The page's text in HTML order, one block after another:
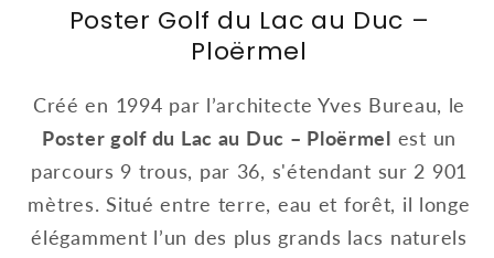
Poster Golf du Lac au Duc –
Ploërmel
Créé en 1994 par l’architecte Yves Bureau, le
Poster golf du Lac au Duc – Ploërmel est un
parcours 9 trous, par 36, s'étendant sur 2 901
mètres. Situé entre terre, eau et forêt, il longe
élégamment l’un des plus grands lacs naturels